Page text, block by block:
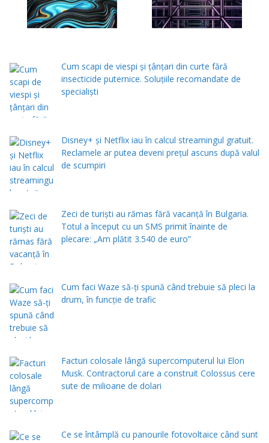
Cum scapi de viespi și țânțari din curte fără
insecticide puternice. Soluțiile recomandate de
specialiști
Disney+ și Netflix iau în calcul streamingul gratuit.
Reclamele ar putea deveni prețul ascuns după valul
de scumpiri
Zeci de turiști au rămas fără vacanță în Bulgaria.
Totul a început cu un SMS primit înainte de
plecare: „Am plătit 3.540 de euro”
Cum faci Waze să-ți spună când trebuie să pleci la
drum, în funcție de trafic
Facturi colosale lângă supercomputerul lui Elon
Musk. Contractorul care a construit Colossus cere
sute de milioane de dolari
Ce se întâmplă cu panourile fotovoltaice când sunt